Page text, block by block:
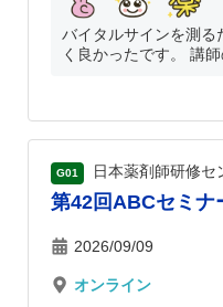
バイタルサインを測る
く良かったです。 講
G01 日本薬剤師研修セ
第42回ABCセミナ
2026/09/09
オンライン